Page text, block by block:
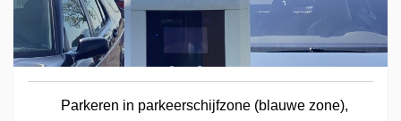
Parkeren in parkeerschijfzone (blauwe zone),